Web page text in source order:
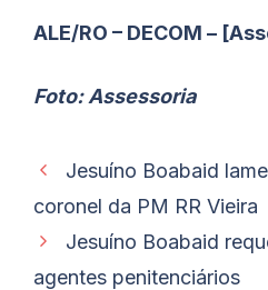
ALE/RO – DECOM –
Foto: Assessoria
Jesuíno Boabaid
coronel da PM RR Vieira
Jesuíno Boabaid
agentes penitenciários